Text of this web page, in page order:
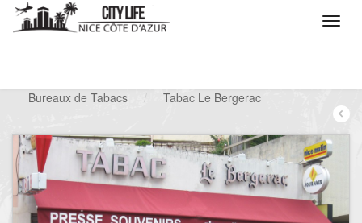
Bureaux de Tabacs
/ Tabac Le Bergerac